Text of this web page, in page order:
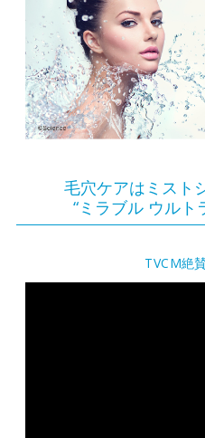
毛穴ケアはミスト
“ミラブル ウルト
TVCM絶